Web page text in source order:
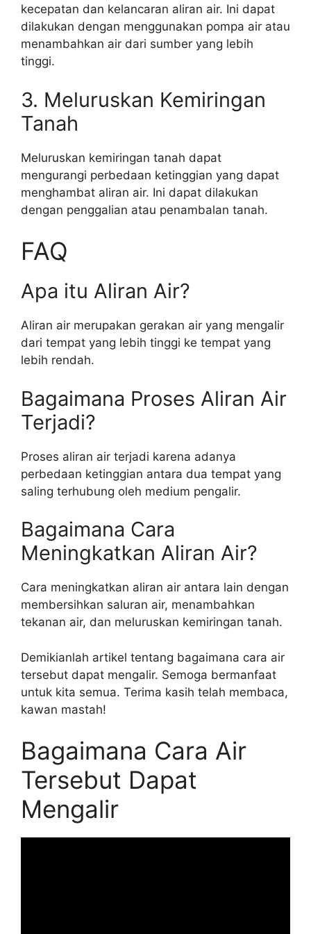
kecepatan dan kelancaran aliran air. Ini dapat
dilakukan dengan menggunakan pompa air atau
menambahkan air dari sumber yang lebih
tinggi.
3. Meluruskan Kemiringan
Tanah
Meluruskan kemiringan tanah dapat
mengurangi perbedaan ketinggian yang dapat
menghambat aliran air. Ini dapat dilakukan
dengan penggalian atau penambalan tanah.
FAQ
Apa itu Aliran Air?
Aliran air merupakan gerakan air yang mengalir
dari tempat yang lebih tinggi ke tempat yang
lebih rendah.
Bagaimana Proses Aliran Air
Terjadi?
Proses aliran air terjadi karena adanya
perbedaan ketinggian antara dua tempat yang
saling terhubung oleh medium pengalir.
Bagaimana Cara
Meningkatkan Aliran Air?
Cara meningkatkan aliran air antara lain dengan
membersihkan saluran air, menambahkan
tekanan air, dan meluruskan kemiringan tanah.
Demikianlah artikel tentang bagaimana cara air
tersebut dapat mengalir. Semoga bermanfaat
untuk kita semua. Terima kasih telah membaca,
kawan mastah!
Bagaimana Cara Air
Tersebut Dapat
Mengalir